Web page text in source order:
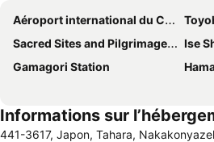
Aéroport international du Chūbu
Sacred Sites and Pilgrimage Routes in the Kii Mountain Range
Ise
Gamagori Station
Informations sur
441-3617, Japon, Tahara,